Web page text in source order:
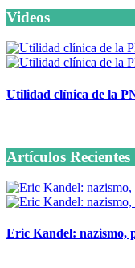
Videos
Utilidad clínica de la
Artículos Recientes
Eric Kandel: nazismo,